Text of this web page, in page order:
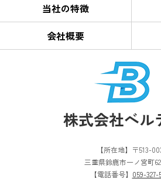
当社の特徴
会社概要
【所在地】〒513-
三重県鈴鹿市一ノ宮町
【電話番号】 059-327-